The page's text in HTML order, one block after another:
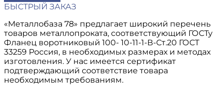
БЫСТРЫЙ ЗАКАЗ
«Металлобаза 78» предлагает широкий перечень
товаров металлопроката, соответствующий ГОСТу
Фланец воротниковый 100- 10-11-1-В-Ст.20 ГОСТ
33259 Россия, в необходимых размерах и методах
изготовления. У нас имеется сертификат
подтверждающий соответствие товара
необходимым требованиям.